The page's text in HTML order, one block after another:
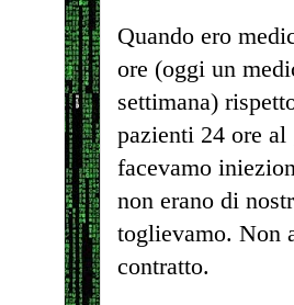
Quando ero
ore (oggi un
settimana)
pazienti 24 ore
facevamo
non erano di
toglievamo. Non
contratto.